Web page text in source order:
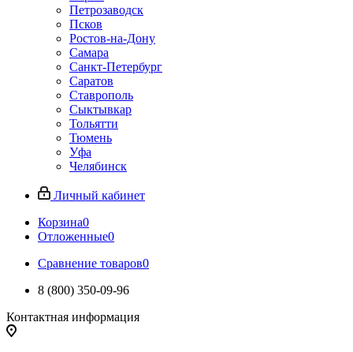
Петрозаводск
Псков
Ростов-на-Дону
Самара
Санкт-Петербург
Саратов
Ставрополь
Сыктывкар
Тольятти
Тюмень
Уфа
Челябинск
Личный кабинет
Корзина0
Отложенные0
Сравнение товаров0
8 (800) 350-09-96
Контактная информация